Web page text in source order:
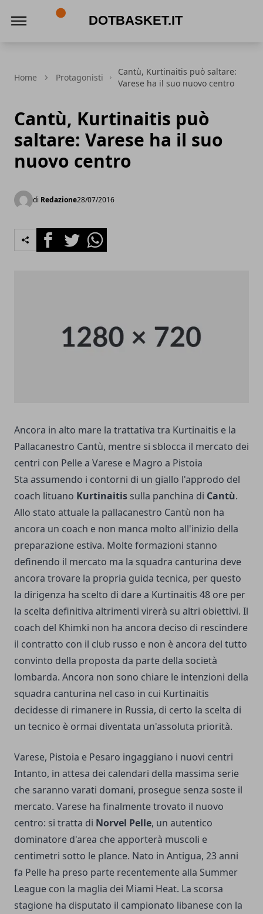
Home Protagonisti
Cantù, Kurtinaitis può saltare:
Varese ha il suo nuovo centro
Cantù, Kurtinaitis può
saltare: Varese ha il suo
nuovo centro
di Redazione28/07/2016
FacebookTwitterWhatsapp
Ancora in alto mare la trattativa tra Kurtinaitis e la
Pallacanestro Cantù, mentre si sblocca il mercato dei
centri con Pelle a Varese e Magro a Pistoia
Sta assumendo i contorni di un giallo l'approdo del
coach lituano Kurtinaitis sulla panchina di Cantù.
Allo stato attuale la pallacanestro Cantù non ha
ancora un coach e non manca molto all'inizio della
preparazione estiva. Molte formazioni stanno
definendo il mercato ma la squadra canturina deve
ancora trovare la propria guida tecnica, per questo
la dirigenza ha scelto di dare a Kurtinaitis 48 ore per
la scelta definitiva altrimenti virerà su altri obiettivi. Il
coach del Khimki non ha ancora deciso di rescindere
il contratto con il club russo e non è ancora del tutto
convinto della proposta da parte della società
lombarda. Ancora non sono chiare le intenzioni della
squadra canturina nel caso in cui Kurtinaitis
decidesse di rimanere in Russia, di certo la scelta di
un tecnico è ormai diventata un'assoluta priorità.
Varese, Pistoia e Pesaro ingaggiano i nuovi centri
Intanto, in attesa dei calendari della massima serie
che saranno varati domani, prosegue senza soste il
mercato. Varese ha finalmente trovato il nuovo
centro: si tratta di Norvel Pelle, un autentico
dominatore d'area che apporterà muscoli e
centimetri sotto le plance. Nato in Antigua, 23 anni
fa Pelle ha preso parte recentemente alla Summer
League con la maglia dei Miami Heat. La scorsa
stagione ha disputato il campionato libanese con la